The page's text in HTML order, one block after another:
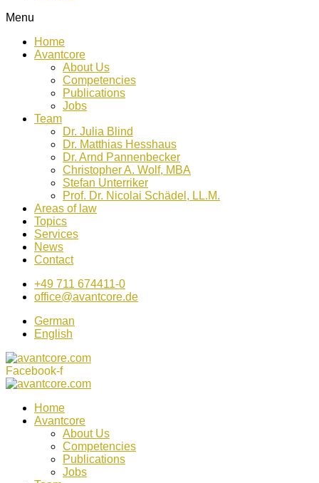
Menu
Home
Avantcore
About Us
Competencies
Publications
Jobs
Team
Dr. Julia Blind
Dr. Matthias Hesshaus
Dr. Arnd Pannenbecker
Christopher A. Wolf, MBA
Stefan Unterriker
Prof. Dr. Nicolai Schädel, LL.M.
Areas of law
Topics
Services
News
Contact
+49 711 674411-0
office@avantcore.de
German
English
Facebook-f
Home
Avantcore
About Us
Competencies
Publications
Jobs